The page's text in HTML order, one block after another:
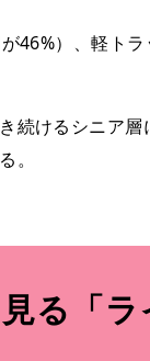
46%）、軽ト
続けるシニア
。
る「ラ